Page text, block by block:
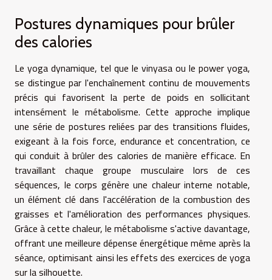
Postures dynamiques pour brûler
des calories
Le yoga dynamique, tel que le vinyasa ou le power yoga,
se distingue par l'enchaînement continu de mouvements
précis qui favorisent la perte de poids en sollicitant
intensément le métabolisme. Cette approche implique
une série de postures reliées par des transitions fluides,
exigeant à la fois force, endurance et concentration, ce
qui conduit à brûler des calories de manière efficace. En
travaillant chaque groupe musculaire lors de ces
séquences, le corps génère une chaleur interne notable,
un élément clé dans l'accélération de la combustion des
graisses et l'amélioration des performances physiques.
Grâce à cette chaleur, le métabolisme s'active davantage,
offrant une meilleure dépense énergétique même après la
séance, optimisant ainsi les effets des exercices de yoga
sur la silhouette.